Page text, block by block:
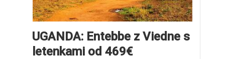
UGANDA: Entebbe z Viedne s
letenkami od 469€